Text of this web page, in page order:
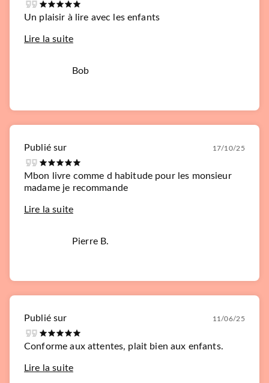
Un plaisir à lire avec les enfants
Lire la suite
Bob
Publié sur 17/10/25
Mbon livre comme d habitude pour les monsieur
madame je recommande
Lire la suite
Pierre B.
Publié sur 11/06/25
Conforme aux attentes, plait bien aux enfants.
Lire la suite